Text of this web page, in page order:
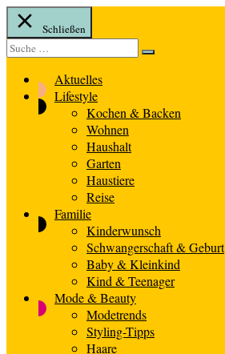
Schließen
Suche
nach:
Suche
Aktuelles
Lifestyle
Kochen & Backen
Wohnen
Haushalt
Garten
Haustiere
Reise
Familie
Kinderwunsch
Schwangerschaft & Geburt
Baby & Kleinkind
Kind & Teenager
Mode & Beauty
Modetrends
Styling-Tipps
Haare